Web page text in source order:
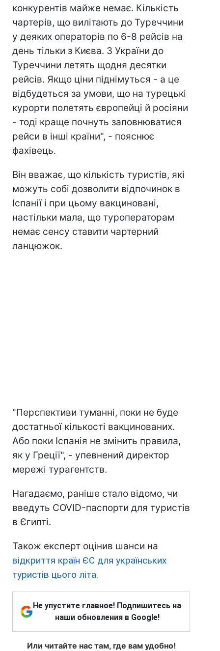
конкурентів майже немає. Кількість
чартерів, що вилітають до Туреччини
у деяких операторів по 6-8 рейсів на
день тільки з Києва. З України до
Туреччини летять щодня десятки
рейсів. Якщо ціни піднімуться - а це
відбудеться за умови, що на турецькі
курорти полетять європейці й росіяни
- тоді краще почнуть заповнюватися
рейси в інші країни", - пояснює
фахівець.
Він вважає, що кількість туристів, які
можуть собі дозволити відпочинок в
Іспанії і при цьому вакциновані,
настільки мала, що туроператорам
немає сенсу ставити чартерний
ланцюжок.
"Перспективи туманні, поки не буде
достатньої кількості вакцинованих.
Або поки Іспанія не змінить правила,
як у Греції", - упевнений директор
мережі турагентств.
Нагадаємо, раніше стало відомо, чи
введуть COVID-паспорти для туристів
в Єгипті.
Також експерт оцінив шанси на
відкриття країн ЄС для українських
туристів цього літа.
Не упустите главное! Подпишитесь на
наши обновления в Google!
Или читайте нас там, где вам удобно!